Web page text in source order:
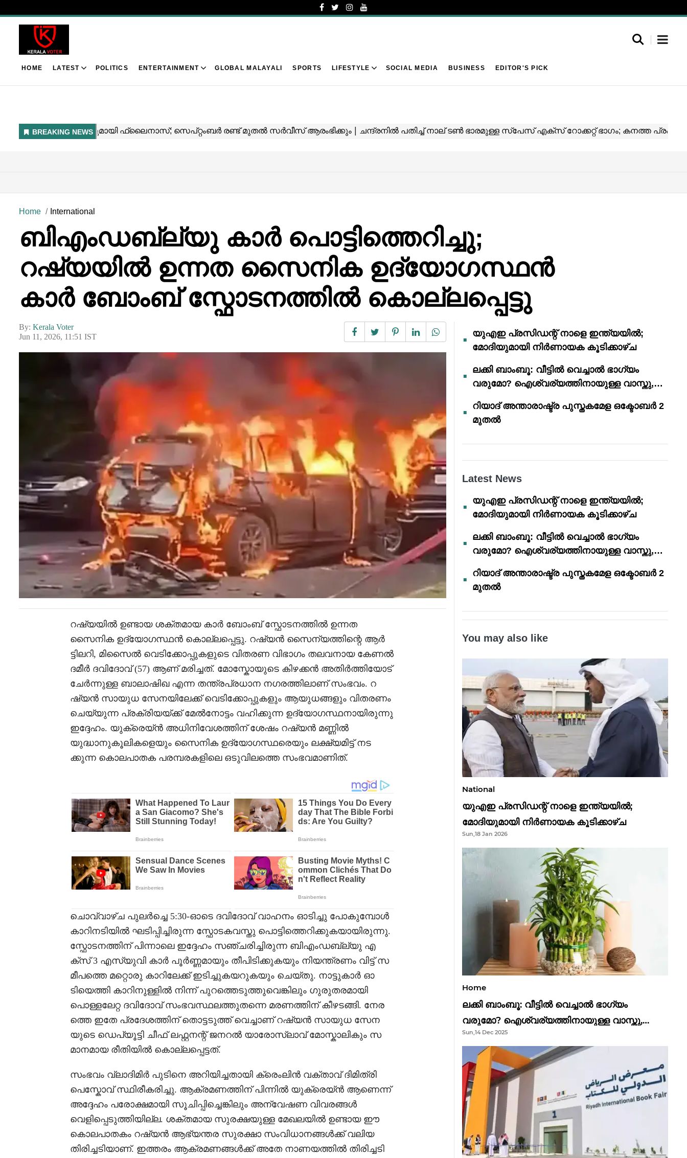
HOME LATEST POLITICS ENTERTAINMENT GLOBAL MALAYALI SPORTS LIFESTYLE SOCIAL MEDIA BUSINESS EDITOR'S PICK
Home International
ബിഎംഡബ്ല്യു കാർ പൊട്ടിത്തെറിച്ചു;
റഷ്യയിൽ ഉന്നത സൈനിക ഉദ്യോഗസ്ഥൻ
കാർ ബോംബ് സ്ഫോടനത്തിൽ കൊല്ലപ്പെട്ടു
By: Kerala Voter
Jun 11, 2026, 11:51 IST
റഷ്യയിൽ ഉണ്ടായ ശക്തമായ കാർ ബോംബ് സ്ഫോടനത്തിൽ ഉന്നത
സൈനിക ഉദ്യോഗസ്ഥൻ കൊല്ലപ്പെട്ടു. റഷ്യൻ സൈന്യത്തിന്റെ ആർ
ട്ടിലറി, മിസൈൽ വെടിക്കോപ്പുകളുടെ വിതരണ വിഭാഗം തലവനായ കേണൽ
ദമീർ ദവിദോവ് (57) ആണ് മരിച്ചത്. മോസ്കോയുടെ കിഴക്കൻ അതിർത്തിയോട്
ചേർന്നുള്ള ബാലാഷിഖ എന്ന തന്ത്രപ്രധാന നഗരത്തിലാണ് സംഭവം. റ
ഷ്യൻ സായുധ സേനയിലേക്ക് വെടിക്കോപ്പുകളും ആയുധങ്ങളും വിതരണം
ചെയ്യുന്ന പ്രക്രിയയ്ക്ക് മേൽനോട്ടം വഹിക്കുന്ന ഉദ്യോഗസ്ഥനായിരുന്നു
ഇദ്ദേഹം. യുക്രെയ്ൻ അധിനിവേശത്തിന് ശേഷം റഷ്യൻ മണ്ണിൽ
യുദ്ധാനുകൂലികളെയും സൈനിക ഉദ്യോഗസ്ഥരെയും ലക്ഷ്യമിട്ട് നട
ക്കുന്ന കൊലപാതക പരമ്പരകളിലെ ഒടുവിലത്തെ സംഭവമാണിത്.
ചൊവ്വാഴ്ച പുലർച്ചെ 5:30-ഓടെ ദവിദോവ് വാഹനം ഓടിച്ചു പോകുമ്പോൾ
കാറിനടിയിൽ ഘടിപ്പിച്ചിരുന്ന സ്ഫോടകവസ്തു പൊട്ടിത്തെറിക്കുകയായിരുന്നു.
സ്ഫോടനത്തിന് പിന്നാലെ ഇദ്ദേഹം സഞ്ചരിച്ചിരുന്ന ബിഎംഡബ്ല്യു എ
ക്സ് 3 എസ്യുവി കാർ പൂർണ്ണമായും തീപിടിക്കുകയും നിയന്ത്രണം വിട്ട് സ
മീപത്തെ മറ്റൊരു കാറിലേക്ക് ഇടിച്ചുകയറുകയും ചെയ്തു. നാട്ടുകാർ ഓ
ടിയെത്തി കാറിനുള്ളിൽ നിന്ന് പുറത്തെടുത്തുവെങ്കിലും ഗുരുതരമായി
പൊള്ളലേറ്റ ദവിദോവ് സംഭവസ്ഥലത്തുതന്നെ മരണത്തിന് കീഴടങ്ങി. നേര
ത്തെ ഇതേ പ്രദേശത്തിന് തൊട്ടടുത്ത് വെച്ചാണ് റഷ്യൻ സായുധ സേന
യുടെ ഡെപ്യൂട്ടി ചീഫ് ലഫ്റ്റനന്റ് ജനറൽ യാരോസ്ലാവ് മോസ്കാലികും സ
മാനമായ രീതിയിൽ കൊല്ലപ്പെട്ടത്.
സംഭവം വ്ലാദിമിർ പുടിനെ അറിയിച്ചതായി ക്രെംലിൻ വക്താവ് ദിമിത്രി
പെസ്കോവ് സ്ഥിരീകരിച്ചു. ആക്രമണത്തിന് പിന്നിൽ യുക്രെയ്ൻ ആണെന്ന്
അദ്ദേഹം പരോക്ഷമായി സൂചിപ്പിച്ചെങ്കിലും അന്വേഷണ വിവരങ്ങൾ
വെളിപ്പെടുത്തിയില്ല. ശക്തമായ സുരക്ഷയുള്ള മേഖലയിൽ ഉണ്ടായ ഈ
കൊലപാതകം റഷ്യൻ ആഭ്യന്തര സുരക്ഷാ സംവിധാനങ്ങൾക്ക് വലിയ
തിരിച്ചടിയാണ്. ഇത്തരം ആക്രമണങ്ങൾക്ക് അതേ നാണയത്തിൽ തിരിച്ചടി
യുഎഇ പ്രസിഡന്റ് നാളെ ഇന്ത്യയിൽ;
മോദിയുമായി നിർണായക കൂടിക്കാഴ്ച
ലക്കി ബാംബൂ: വീട്ടിൽ വെച്ചാൽ ഭാഗ്യം
വരുമോ? ഐശ്വര്യത്തിനായുള്ള വാസ്തു,
റിയാദ് അന്താരാഷ്ട്ര പുസ്തകമേള ഒക്ടോബർ 2
മുതൽ
Latest News
യുഎഇ പ്രസിഡന്റ് നാളെ ഇന്ത്യയിൽ;
മോദിയുമായി നിർണായക കൂടിക്കാഴ്ച
ലക്കി ബാംബൂ: വീട്ടിൽ വെച്ചാൽ ഭാഗ്യം
വരുമോ? ഐശ്വര്യത്തിനായുള്ള വാസ്തു,
റിയാദ് അന്താരാഷ്ട്ര പുസ്തകമേള ഒക്ടോബർ 2
മുതൽ
You may also like
National
യുഎഇ പ്രസിഡന്റ് നാളെ ഇന്ത്യയിൽ;
മോദിയുമായി നിർണായക കൂടിക്കാഴ്ച
Sun,18 Jan 2026
Home
ലക്കി ബാംബൂ: വീട്ടിൽ വെച്ചാൽ ഭാഗ്യം
വരുമോ? ഐശ്വര്യത്തിനായുള്ള വാസ്തു,
ഫെങ് ഷൂയി വിശ്വാസങ്ങൾ
Sun,14 Dec 2025